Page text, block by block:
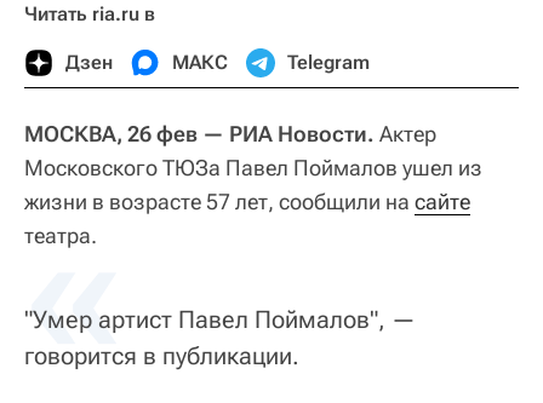
Читать ria.ru в
Дзен МАКС Telegram
МОСКВА, 26 фев — РИА Новости. Актер
Московского ТЮЗа Павел Поймалов ушел из
жизни в возрасте 57 лет, сообщили на сайте
театра.
«
"Умер артист Павел Поймалов", —
говорится в публикации.